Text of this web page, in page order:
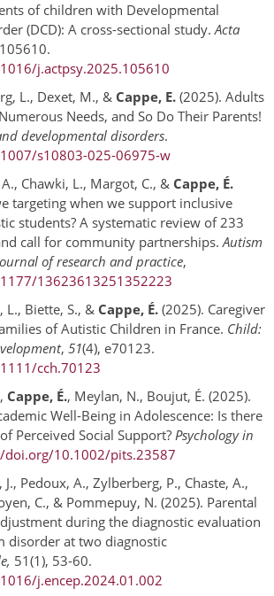
of children with Developmental
(DCD): A cross-sectional study.Acta
j.actpsy.2025.105610
L., Dexet, M., & Cappe, E. (2025). Adults
Needs, and So Do Their Parents!
developmental disorders.
s10803-025-06975-w
Chawki, L., Margot, C., & Cappe, É.
targeting when we support inclusive
students? A systematic review of 233
call for community partnerships.Autism
of research and practice,
13623613251352223
L., Biette, S., & Cappe, É. (2025). Caregiver
of Autistic Children in France. Child:
, 51(4), e70123.
cch.70123
Cappe, É., Meylan, N., Boujut, É. (2025).
Well-Being in Adolescence: Is there
Perceived Social Support? Psychology in
doi.org/10.1002/pits.23587
J., Pedoux, A., Zylberberg, P., Chaste, A.,
C., & Pommepuy, N. (2025). Parental
during the diagnostic evaluation
disorder at two diagnostic
51(1), 53-60.
j.encep.2024.01.002